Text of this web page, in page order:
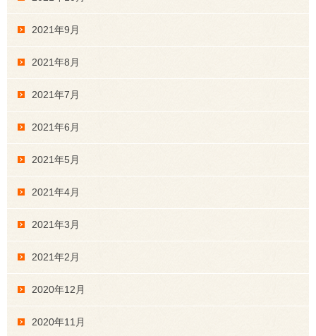
2021年9月
2021年8月
2021年7月
2021年6月
2021年5月
2021年4月
2021年3月
2021年2月
2020年12月
2020年11月